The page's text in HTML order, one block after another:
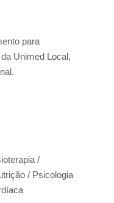
para
Unimed Local,
/
/ Psicologia